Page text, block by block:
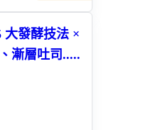
大發酵技法 ×
漸層吐司.....